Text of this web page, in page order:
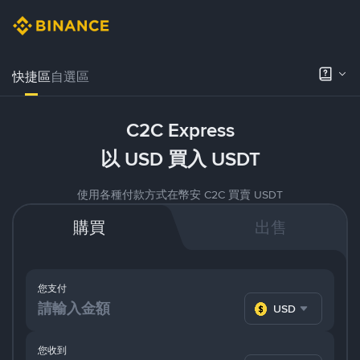
快捷區自選區
C2C Express
以 USD 買入 USDT
使用各種付款方式在幣安 C2C 買賣 USDT
購買 出售
您支付
USD
您收到